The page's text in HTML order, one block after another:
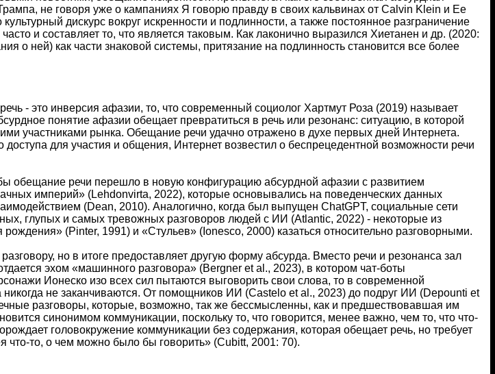
не говоря уже о кампаниях Я говорю правду в своих кальвинах от Calvin Klein и Ее
культурный дискурс вокруг искренности и подлинности, а также постоянное разграничение
и составляет то, что является таковым. Как лаконично выразился Хиетанен и др. (2020:
о ней) как части знаковой системы, притязание на подлинность становится все более
- это инверсия афазии, то, что современный социолог Хартмут Роза (2019) называет
понятие афазии обещает превратиться в речь или резонанс: ситуацию, в которой
участниками рынка. Обещание речи удачно отражено в духе первых дней Интернета.
для участия и общения, Интернет возвестил о беспрецедентной возможности речи
обещание речи перешло в новую конфигурацию абсурдной афазии с развитием
империй» (Lehdonvirta, 2022), которые основывались на поведенческих данных
(Dean, 2010). Аналогично, когда был выпущен ChatGPT, социальные сети
глупых и самых тревожных разговоров людей с ИИ (Atlantic, 2022) - некоторые из
(Pinter, 1991) и «Стульев» (Ionesco, 2000) казаться относительно разговорными.
но в итоге предоставляет другую форму абсурда. Вместо речи и резонанса зал
эхом «машинного разговора» (Bergner et al., 2023), в котором чат-боты
Ионеско изо всех сил пытаются выговорить свои слова, то в современной
никогда не заканчиваются. От помощников ИИ (Castelo et al., 2023) до подруг ИИ (Depounti et
разговоры, которые, возможно, так же бессмысленны, как и предшествовавшая им
синонимом коммуникации, поскольку то, что говорится, менее важно, чем то, что что-
головокружение коммуникации без содержания, которая обещает речь, но требует
что-то, о чем можно было бы говорить» (Cubitt, 2001: 70).